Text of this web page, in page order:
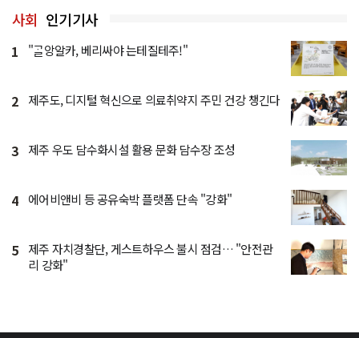
사회 인기기사
1 "ᄀᆞᆯ앙알카, 베리싸야 는테질테주!"
2 제주도, 디지털 혁신으로 의료취약지 주민 건강 챙긴다
3 제주 우도 담수화시설 활용 문화 담수장 조성
4 에어비앤비 등 공유숙박 플랫폼 단속 "강화"
5
제주 자치경찰단, 게스트하우스 불시 점검… "안전관
리 강화"